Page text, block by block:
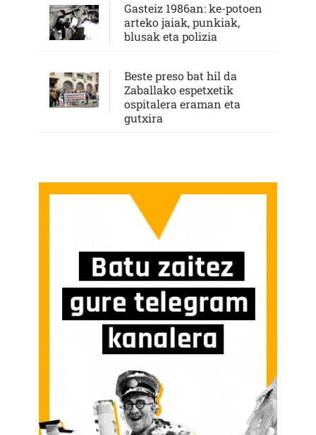
Gasteiz 1986an: ke-potoen
arteko jaiak, punkiak,
blusak eta polizia
Beste preso bat hil da
Zaballako espetxetik
ospitalera eraman eta
gutxira